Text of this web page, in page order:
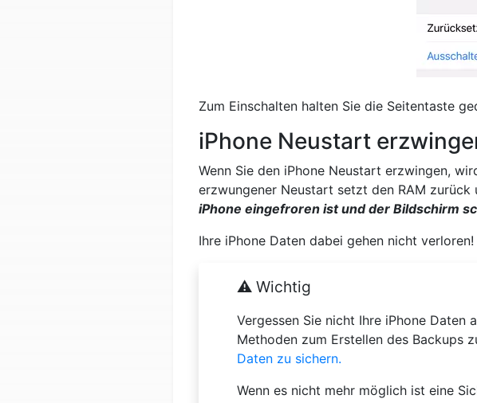
Zum Einschalten halten Sie die Seitentaste
iPhone Neustart
Wenn Sie den iPhone Neustart erzwingen,
erzwungener Neustart setzt den RAM
iPhone eingefroren ist und der Bildschirm
Ihre iPhone Daten dabei gehen nicht verloren!
⚠️ Wichtig
Vergessen Sie nicht Ihre iPhone
Methoden zum Erstellen des Backups
Daten zu sichern.
Wenn es nicht mehr möglich ist eine